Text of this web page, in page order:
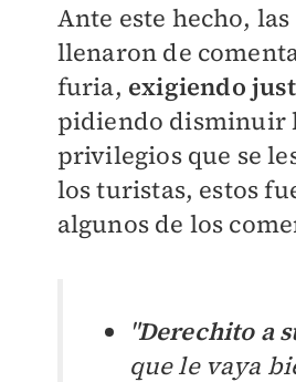
Ante este hecho, las
llenaron de
furia, exigiendo
pidiendo disminuir
privilegios que se
los turistas, estos
algunos de los
"Derechito a
que le vaya